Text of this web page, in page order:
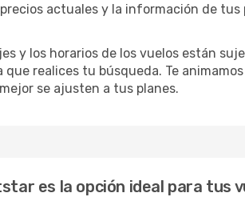
actuales y la información de
y los horarios de los vuelos están
realices tu búsqueda. Te
se ajusten a tus planes.
es la opción ideal para tus